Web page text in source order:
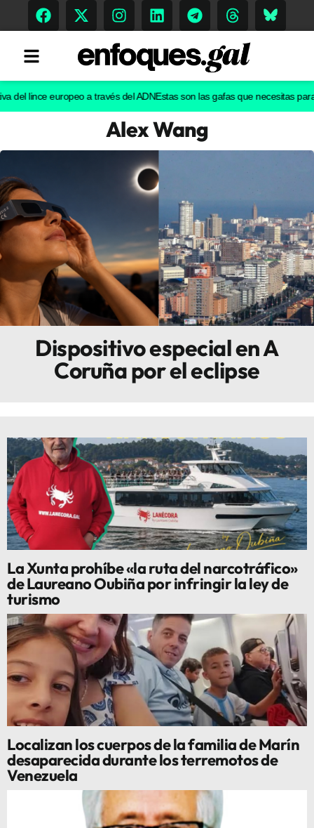
Gastronomía
Escenarios
Sostenibilidad
Innova
lince europeo a través del ADNEstas son las gafas que necesitas para
Alex Wang
Dispositivo especial en A
Coruña por el eclipse
La Xunta prohíbe «la ruta del narcotráfico»
de Laureano Oubiña por infringir la ley de
turismo
Localizan los cuerpos de la familia de Marín
desaparecida durante los terremotos de
Venezuela